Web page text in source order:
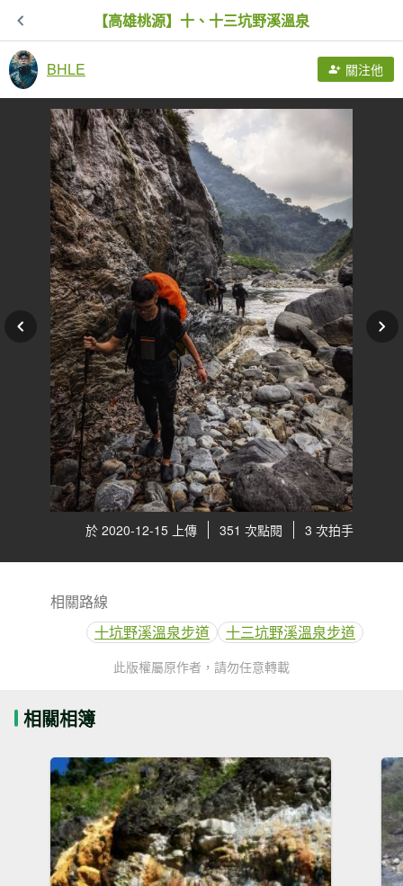
【高雄桃源】十、十三坑野溪溫泉
BHLE 關注他
於 2020-12-15 上傳 351 次點閱 3 次拍手
相關路線
十坑野溪溫泉步道
十三坑野溪溫泉步道
此版權屬原作者，請勿任意轉載
相關相簿